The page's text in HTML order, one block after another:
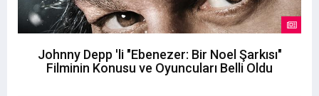
Johnny Depp 'li "Ebenezer: Bir Noel Şarkısı"
Filminin Konusu ve Oyuncuları Belli Oldu